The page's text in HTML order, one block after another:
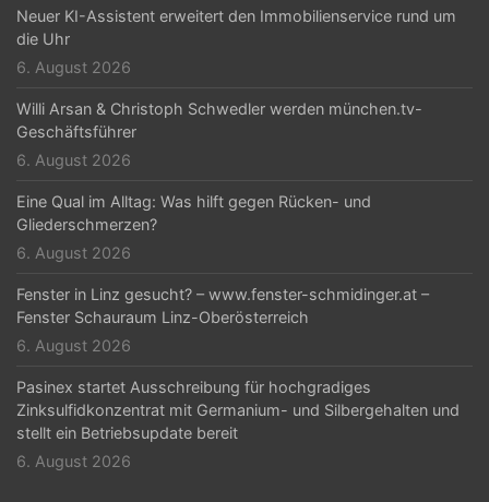
Neuer KI-Assistent erweitert den Immobilienservice rund um
die Uhr
6. August 2026
Willi Arsan & Christoph Schwedler werden münchen.tv-
Geschäftsführer
6. August 2026
Eine Qual im Alltag: Was hilft gegen Rücken- und
Gliederschmerzen?
6. August 2026
Fenster in Linz gesucht? – www.fenster-schmidinger.at –
Fenster Schauraum Linz-Oberösterreich
6. August 2026
Pasinex startet Ausschreibung für hochgradiges
Zinksulfidkonzentrat mit Germanium- und Silbergehalten und
stellt ein Betriebsupdate bereit
6. August 2026